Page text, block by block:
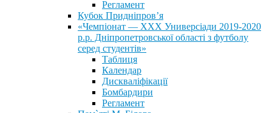
Регламент
Кубок Придніпров’я
«Чемпіонат — ХХХ Универсіади 2019-2020
р.р. Дніпропетровської області з футболу
серед студентів»
Таблиця
Календар
Дискваліфікації
Бомбардири
Регламент